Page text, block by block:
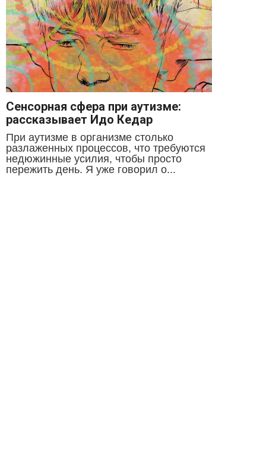
Сенсорная сфера при аутизме:
рассказывает Идо Кедар
При аутизме в организме столько
разлаженных процессов, что требуются
недюжинные усилия, чтобы просто
пережить день. Я уже говорил о...